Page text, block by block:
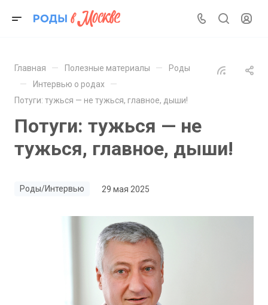
Главная — Полезные материалы — Роды
— Интервью о родах —
Потуги: тужься — не тужься, главное, дыши!
Потуги: тужься — не
тужься, главное, дыши!
Роды/Интервью 29 мая 2025